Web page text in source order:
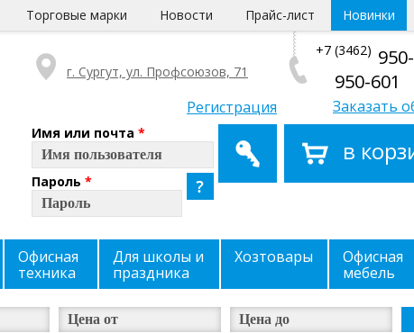
Торговые марки Новости Прайс-лист Новинки
г. Сургут, ул. Профсоюзов, 71
+7 (3462)
950-601
Заказать
Имя или почта *
Пароль *
Регистрация
в
Офисная
техника
Для школы и
праздника
Хозтовары
Офисная
мебель